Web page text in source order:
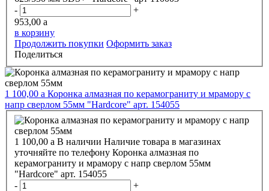
-
+
953,00 a
в корзину
Продолжить покупки Оформить заказ
Поделиться
1 100,00 a Коронка алмазная по керамограниту и мрамору с
напр сверлом 55мм "Hardcore" арт. 154055
1 100,00 a В наличии Наличие товара в магазинах
уточняйте по телефону Коронка алмазная по
керамограниту и мрамору с напр сверлом 55мм
"Hardcore" арт. 154055
-
+